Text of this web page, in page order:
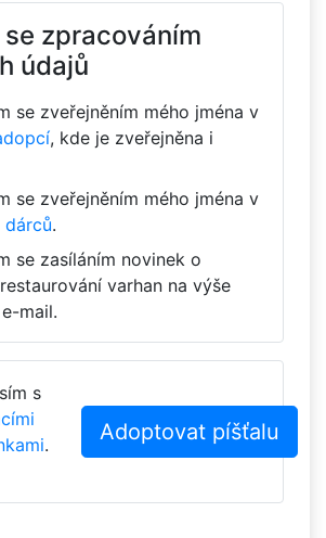
se zpracováním
údajů
se zveřejněním mého jména v
, kde je zveřejněna i
se zveřejněním mého jména v
dárců.
se zasíláním novinek o
varhan na výše
mail.
s
.